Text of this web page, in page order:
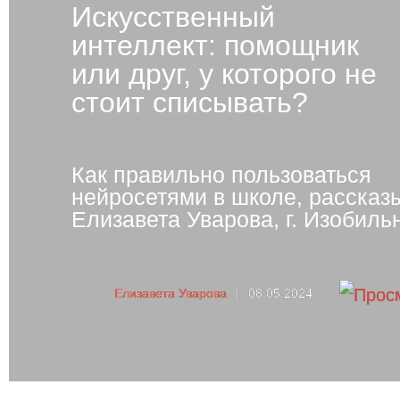
Искусственный
интеллект: помощник
или друг, у которого не
стоит списывать?
Как правильно пользоваться
нейросетями в школе,
Елизавета Уварова, г.
Елизавета Уварова | 08.05.2024